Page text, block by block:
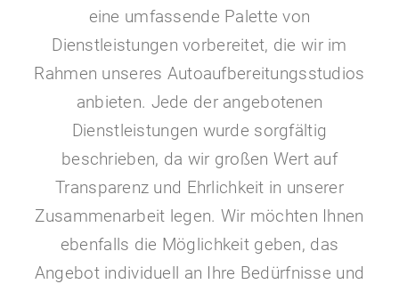
eine umfassende Palette von
Dienstleistungen vorbereitet, die wir im
Rahmen unseres Autoaufbereitungsstudios
anbieten. Jede der angebotenen
Dienstleistungen wurde sorgfältig
beschrieben, da wir großen Wert auf
Transparenz und Ehrlichkeit in unserer
Zusammenarbeit legen. Wir möchten Ihnen
ebenfalls die Möglichkeit geben, das
Angebot individuell an Ihre Bedürfnisse und